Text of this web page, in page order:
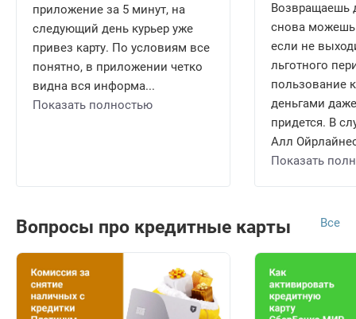
приложение за 5 минут, на
следующий день курьер уже
привез карту. По условиям все
понятно, в приложении четко
видна вся информа...
Показать полностью
Возвращаешь
снова можешь
если не
льготного
пользование
деньгами
придется. В
Алл
Показать
Вопросы про кредитные карты Все